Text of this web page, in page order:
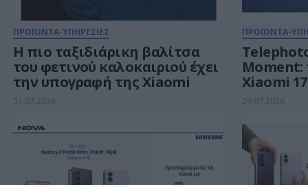
ΠΡΟΪΟΝΤΑ-ΥΠΗΡΕΣΙΕΣ
Η πιο ταξιδιάρικη βαλίτσα
του φετινού καλοκαιριού έχει
την υπογραφή της Xiaomi
31.07.2026
ΠΡΟΪΟΝΤΑ-
Moment: το εμβληματικό
Xiaomi
29.07.2026